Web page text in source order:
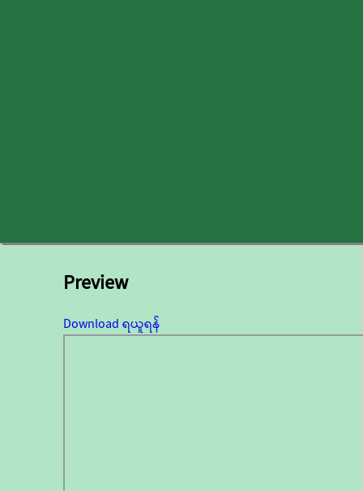
Preview
Download ရယူရန်